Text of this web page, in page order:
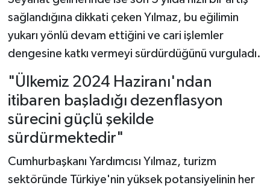
sağlandığına dikkati çeken Yılmaz, bu eğilimin
yukarı yönlü devam ettiğini ve cari işlemler
dengesine katkı vermeyi sürdürdüğünü vurguladı.
"Ülkemiz 2024 Haziranı'ndan
itibaren başladığı dezenflasyon
sürecini güçlü şekilde
sürdürmektedir"
Cumhurbaşkanı Yardımcısı Yılmaz, turizm
sektöründe Türkiye'nin yüksek potansiyelinin her